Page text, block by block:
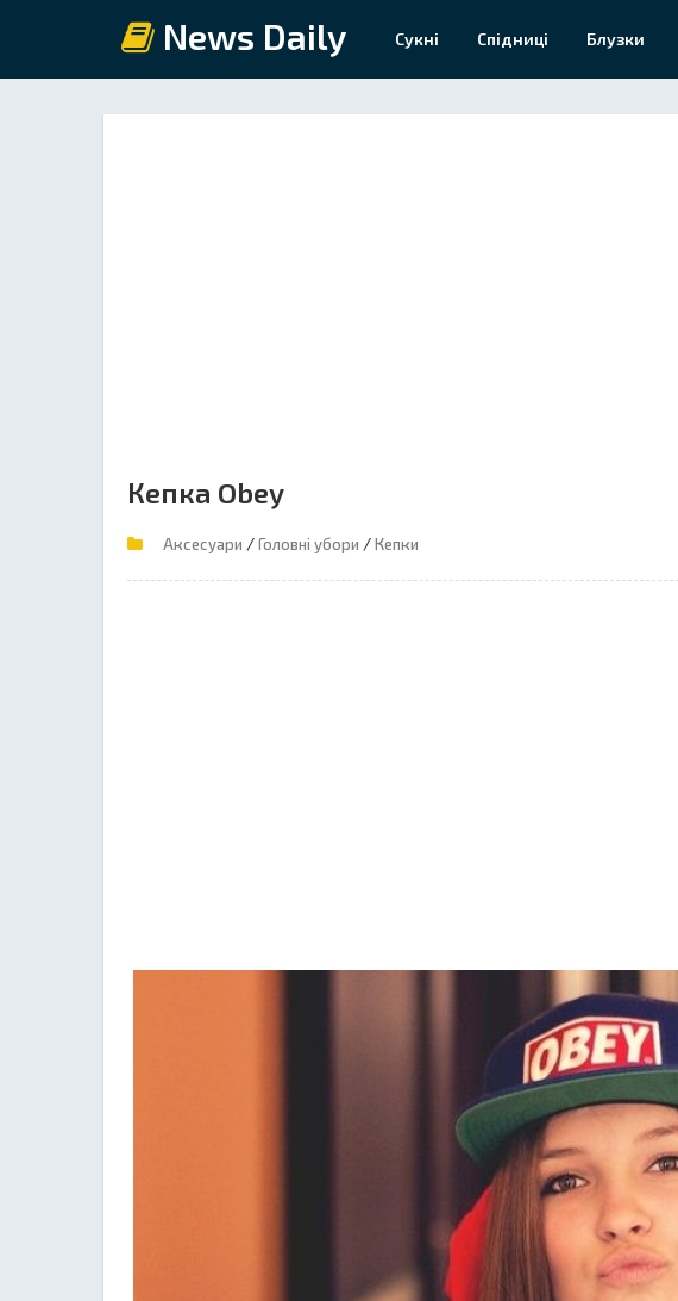
News Daily Сукні Спідниці Блузки
Кепка Obey
Аксесуари /Головні убори /Кепки